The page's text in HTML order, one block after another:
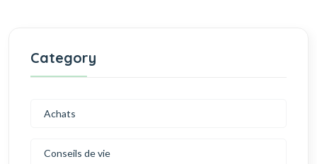
Category
Achats
Conseils de vie